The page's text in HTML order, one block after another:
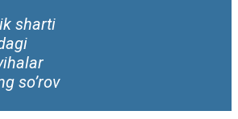
sharti
so’rov